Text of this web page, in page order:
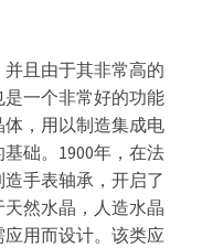
且由于其非常高的
一个非常好的功能
，用以制造集成电
础。1900年，在法
手表轴承，开启了
然水晶，人造水晶
用而设计。该类应